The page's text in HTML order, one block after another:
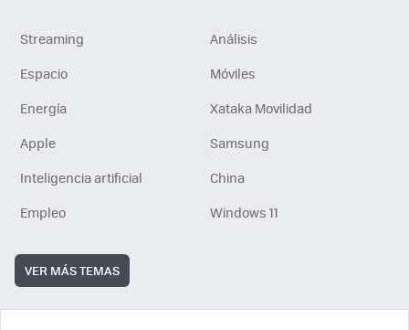
Streaming
Análisis
Espacio
Móviles
Energía
Xataka Movilidad
Apple
Samsung
Inteligencia artificial
China
Empleo
Windows 11
VER MÁS TEMAS